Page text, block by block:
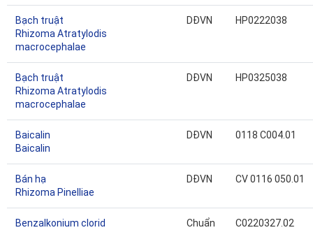
Bạch truật
Rhizoma Atratylodis
macrocephalae
DĐVN HP0222038
Bạch truật
Rhizoma Atratylodis
macrocephalae
DĐVN HP0325038
Baicalin
Baicalin
DĐVN 0118 C004.01
Bán hạ
Rhizoma Pinelliae
DĐVN CV 0116 050.01
Benzalkonium clorid
Chuẩn
C0220327.02